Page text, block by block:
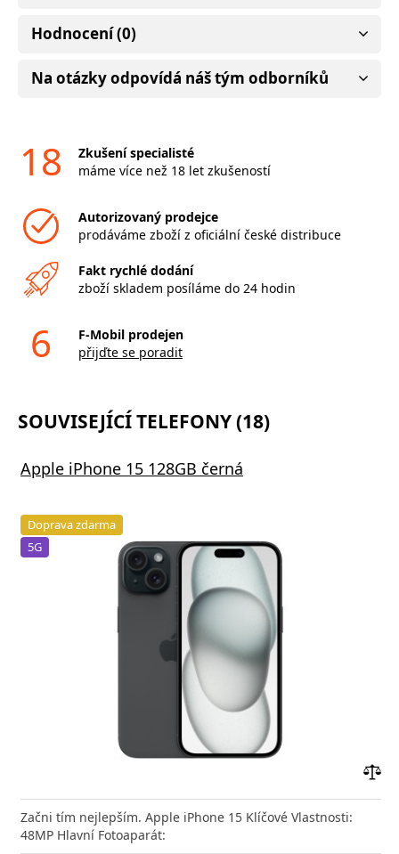
Hodnocení (0)
Na otázky odpovídá náš tým odborníků
18
Zkušení specialisté
máme více než 18 let zkušeností
Autorizovaný prodejce
prodáváme zboží z oficiální české distribuce
Fakt rychlé dodání
zboží skladem posíláme do 24 hodin
6
F-Mobil prodejen
přijďte se poradit
SOUVISEJÍCÍ TELEFONY (18)
Apple iPhone 15 128GB černá
Doprava zdarma
5G
Začni tím nejlepším. Apple iPhone 15 Klíčové Vlastnosti:
48MP Hlavní Fotoaparát: